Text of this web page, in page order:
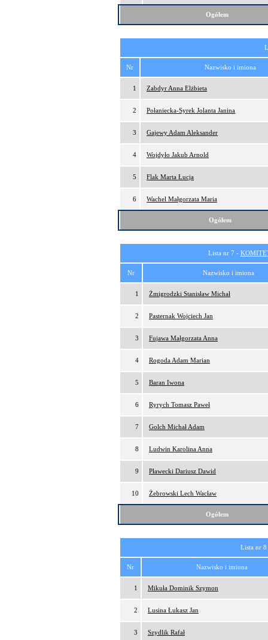
Ogółem
Nr Nazwisko i imiona
1 Zabdyr Anna Elżbieta
2 Połaniecka-Syrek Jolanta Janina
3 Gajewy Adam Aleksander
4 Wojdyło Jakub Arnold
5 Flak Marta Łucja
6 Wachel Małgorzata Maria
Ogółem
Lista nr 7 -
Nr Nazwisko i imiona
1 Żmigrodzki Stanisław Michał
2 Pasternak Wojciech Jan
3 Fujawa Małgorzata Anna
4 Rogoda Adam Marian
5 Baran Iwona
6 Ryrych Tomasz Paweł
7 Golch Michał Adam
8 Ludwin Karolina Anna
9 Pławecki Dariusz Dawid
10 Żebrowski Lech Wacław
Ogółem
Lista nr
Nr Nazwisko i imiona
1 Mikuła Dominik Szymon
2 Lusina Łukasz Jan
3 Szydlik Rafał